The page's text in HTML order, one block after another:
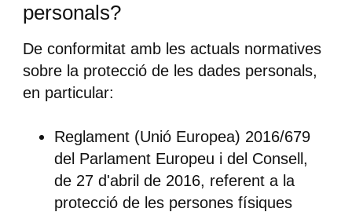
personals?
De conformitat amb les actuals normatives
sobre la protecció de les dades personals,
en particular:
Reglament (Unió Europea) 2016/679
del Parlament Europeu i del Consell,
de 27 d'abril de 2016, referent a la
protecció de les persones físiques